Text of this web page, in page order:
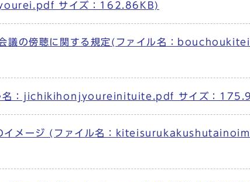
サイズ：162.86KB)
議の傍聴に関する規定(ファイル名：
名：jichikihonjyoureinituite.pdf サイズ：
イメージ (ファイル名：